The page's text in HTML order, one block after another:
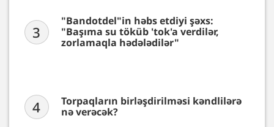
3
"Bandotdel"in həbs etdiyi şəxs:
"Başıma su töküb 'tok'a verdilər,
zorlamaqla hədələdilər"
4
Torpaqların birləşdirilməsi kəndlilərə
nə verəcək?